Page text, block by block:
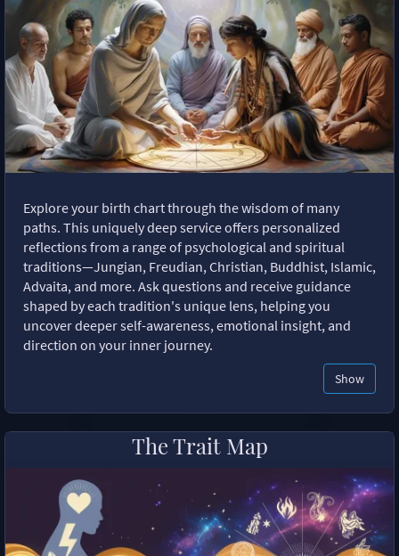
Explore your birth chart through the wisdom of many
paths. This uniquely deep service offers personalized
reflections from a range of psychological and spiritual
traditions—Jungian, Freudian, Christian, Buddhist, Islamic,
Advaita, and more. Ask questions and receive guidance
shaped by each tradition's unique lens, helping you
uncover deeper self-awareness, emotional insight, and
direction on your inner journey.
Show
The Trait Map